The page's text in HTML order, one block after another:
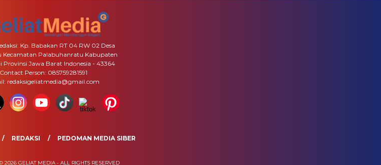
Kp. Babakan RT 04 RW 02 Desa
Kecamatan Palabuhanratu Kabupaten
Provinsi Jawa Barat Indonesia - 43364
Contact Person: 085759281591
redaksigeliatmedia@gmail.com
REDAKSI PEDOMAN MEDIA SIBER
2026 GELIAT MEDIA - ALL RIGHTS RESERVED